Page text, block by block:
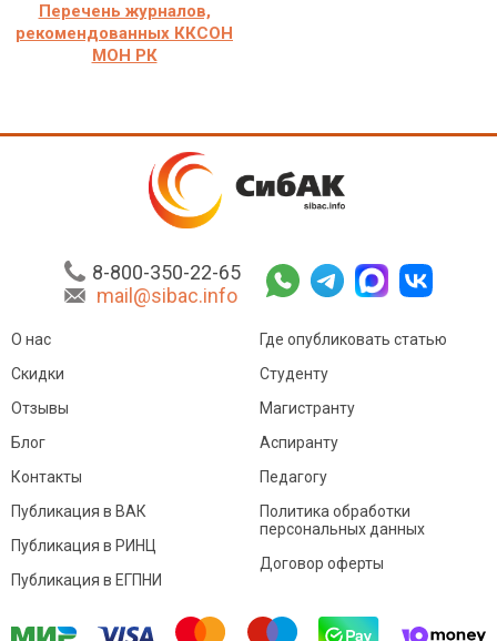
Перечень журналов,
рекомендованных ККСОН
МОН РК
8-800-350-22-65
mail@sibac.info
О нас
Скидки
Отзывы
Блог
Контакты
Где опубликовать статью
Студенту
Магистранту
Аспиранту
Педагогу
Публикация в ВАК
Публикация в РИНЦ
Публикация в ЕГПНИ
Политика обработки
персональных данных
Договор оферты